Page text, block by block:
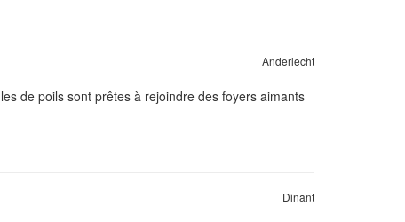
Anderlecht
de poils sont prêtes à rejoindre des foyers aimants
Dinant